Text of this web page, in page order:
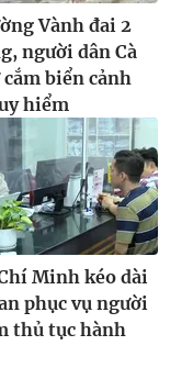
Vành đai 2
người dân Cà
biển cảnh
hiểm
Minh kéo dài
phục vụ người
thủ tục hành